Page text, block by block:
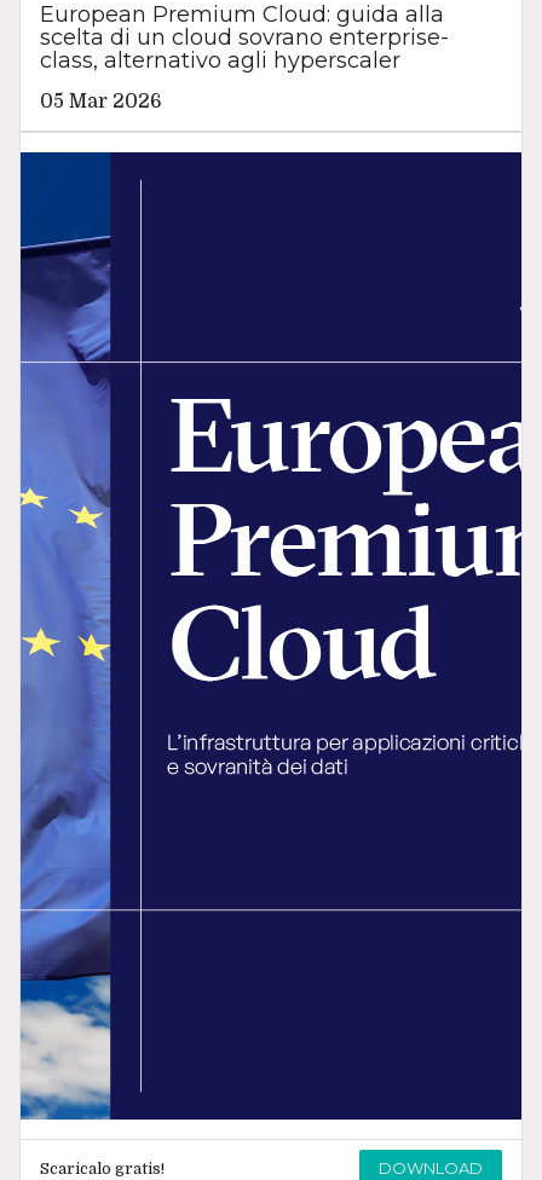
European Premium Cloud: guida alla
scelta di un cloud sovrano enterprise-
class, alternativo agli hyperscaler
05 Mar 2026
Scaricalo gratis! DOWNLOAD